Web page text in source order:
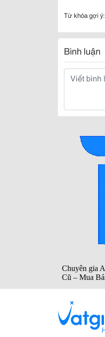
Từ khóa gợi ý:
Bình luận